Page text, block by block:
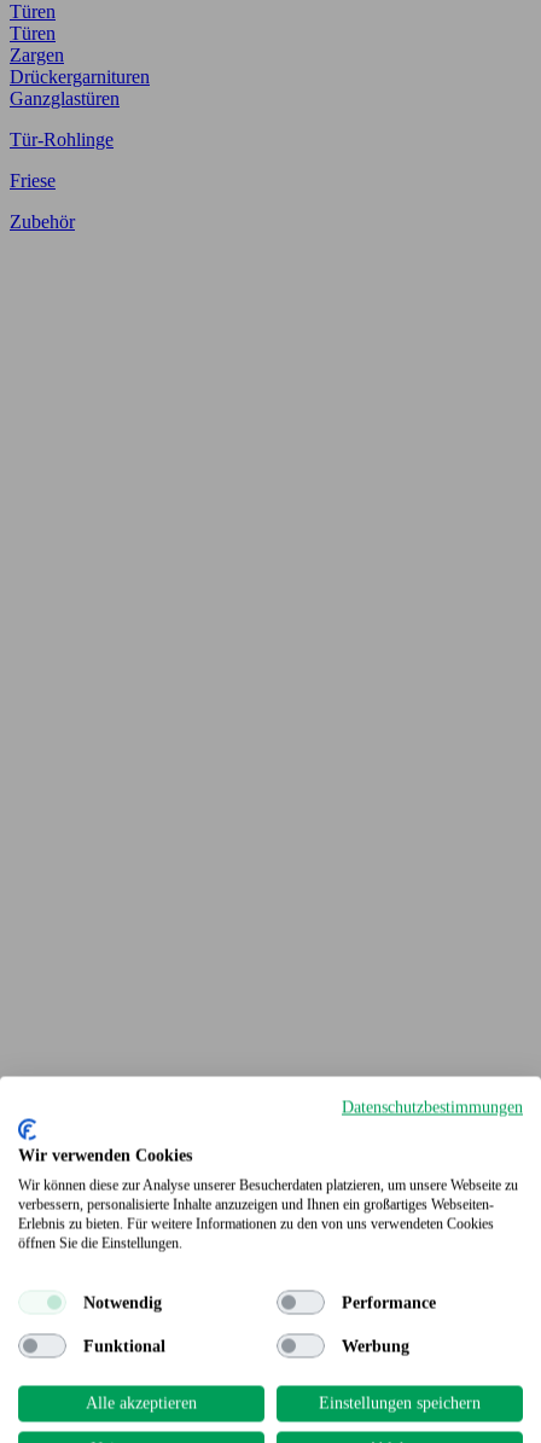
Türen
Türen
Zargen
Drückergarnituren
Ganzglastüren
Tür-Rohlinge
Friese
Zubehör
Terrassendielen
Datenschutzbestimmungen
Wir verwenden Cookies
Wir können diese zur Analyse unserer Besucherdaten platzieren, um unsere Webseite zu
verbessern, personalisierte Inhalte anzuzeigen und Ihnen ein großartiges Webseiten-
Erlebnis zu bieten. Für weitere Informationen zu den von uns verwendeten Cookies
öffnen Sie die Einstellungen.
Notwendig Performance
Funktional Werbung
Alle akzeptieren Einstellungen speichern